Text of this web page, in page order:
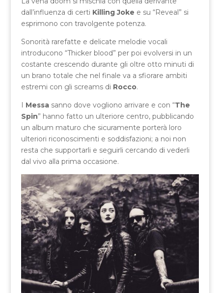
dall’influenza di certi Killing Joke e su “Reveal” si
esprimono con travolgente potenza.
Sonorità rarefatte e delicate melodie vocali
introducono “Thicker blood” per poi evolversi in un
costante crescendo durante gli oltre otto minuti di
un brano totale che nel finale va a sfiorare ambiti
estremi con gli screams di Rocco.
I Messasanno dove vogliono arrivare e con “The
Spin” hanno fatto un ulteriore centro, pubblicando
un album maturo che sicuramente porterà loro
ulteriori riconoscimenti e soddisfazioni; a noi non
resta che supportarli e seguirli cercando di vederli
dal vivo alla prima occasione.